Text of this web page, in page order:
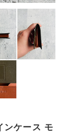
ケース モ